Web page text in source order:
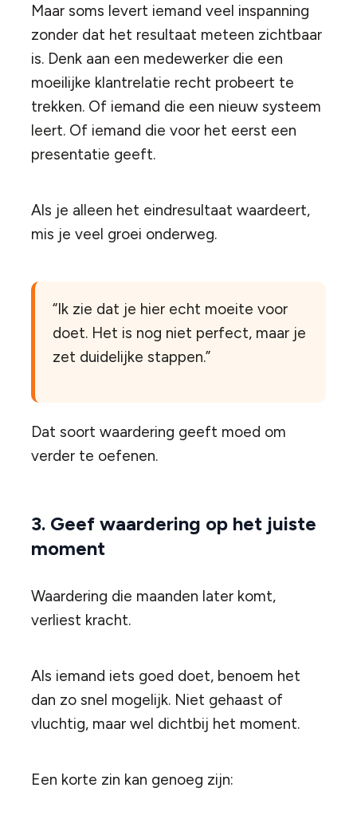
Maar soms levert iemand veel inspanning
zonder dat het resultaat meteen zichtbaar
is. Denk aan een medewerker die een
moeilijke klantrelatie recht probeert te
trekken. Of iemand die een nieuw systeem
leert. Of iemand die voor het eerst een
presentatie geeft.
Als je alleen het eindresultaat waardeert,
mis je veel groei onderweg.
“Ik zie dat je hier echt moeite voor
doet. Het is nog niet perfect, maar je
zet duidelijke stappen.”
Dat soort waardering geeft moed om
verder te oefenen.
3. Geef waardering op het juiste
moment
Waardering die maanden later komt,
verliest kracht.
Als iemand iets goed doet, benoem het
dan zo snel mogelijk. Niet gehaast of
vluchtig, maar wel dichtbij het moment.
Een korte zin kan genoeg zijn: